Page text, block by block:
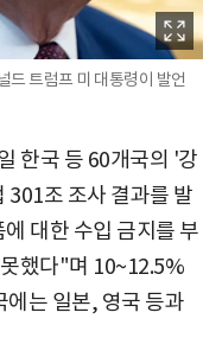
드 트럼프 미 대통령이 발언
한국 등 60개국의 '강
301조 조사 결과를 발
대한 수입 금지를 부
했다"며 10~12.5%
에는 일본, 영국 등과